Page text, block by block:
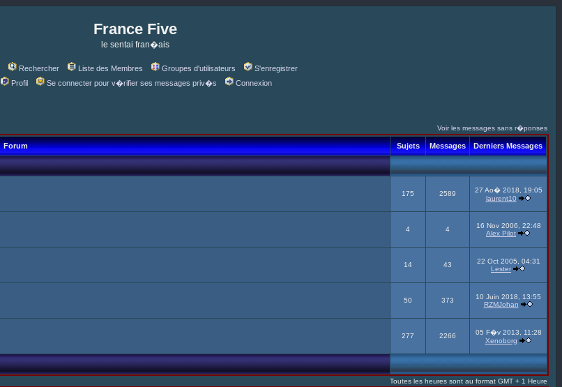
France Five
le sentai fran�ais
Rechercher Liste des Membres Groupes d'utilisateurs
S'enregistrer
Profil
Se connecter pour v�rifier ses messages priv�s Connexion
Voir les messages sans r�ponses
Forum Sujets Messages Derniers Messages
175 2589
27 Ao� 2018, 19:05
laurent10
4 4
16 Nov 2006, 22:48
Alex Pilot
14 43
22 Oct 2005, 04:31
Lester
50 373
10 Juin 2018, 13:55
RZMJohan
277 2266
05 F�v 2013, 11:28
Xenoborg
Toutes les heures sont au format GMT + 1 Heure